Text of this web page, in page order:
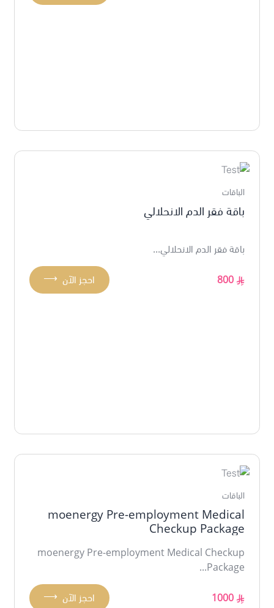
الباقات
باقة فقر الدم الانحلالي
باقة فقر الدم الانحلالي...
800
⟶ احجز الآن
الباقات
moenergy Pre-employment Medical
Checkup Package
moenergy Pre-employment Medical Checkup
Package...
1000
⟶ احجز الآن